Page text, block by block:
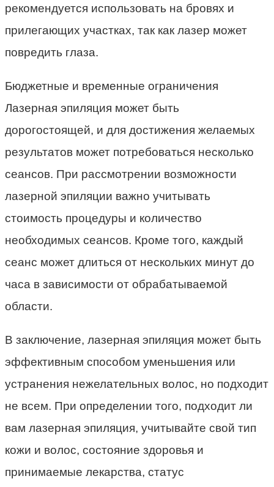
рекомендуется использовать на бровях и
прилегающих участках, так как лазер может
повредить глаза.
Бюджетные и временные ограничения
Лазерная эпиляция может быть
дорогостоящей, и для достижения желаемых
результатов может потребоваться несколько
сеансов. При рассмотрении возможности
лазерной эпиляции важно учитывать
стоимость процедуры и количество
необходимых сеансов. Кроме того, каждый
сеанс может длиться от нескольких минут до
часа в зависимости от обрабатываемой
области.
В заключение, лазерная эпиляция может быть
эффективным способом уменьшения или
устранения нежелательных волос, но подходит
не всем. При определении того, подходит ли
вам лазерная эпиляция, учитывайте свой тип
кожи и волос, состояние здоровья и
принимаемые лекарства, статус